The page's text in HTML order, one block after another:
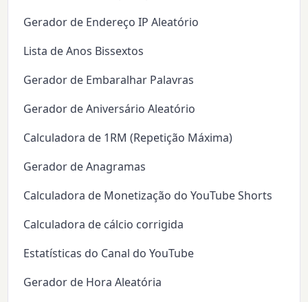
Gerador de Endereço IP Aleatório
Lista de Anos Bissextos
Gerador de Embaralhar Palavras
Gerador de Aniversário Aleatório
Calculadora de 1RM (Repetição Máxima)
Gerador de Anagramas
Calculadora de Monetização do YouTube Shorts
Calculadora de cálcio corrigida
Estatísticas do Canal do YouTube
Gerador de Hora Aleatória